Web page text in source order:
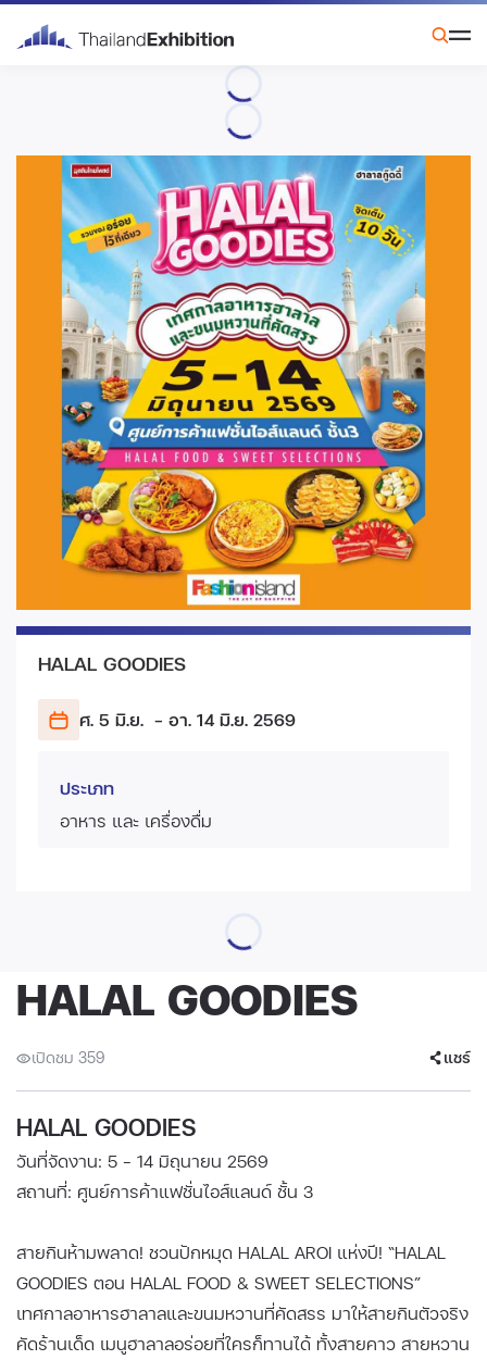
HALAL GOODIES
ศ. 5 มิ.ย. - อา. 14 มิ.ย. 2569
ประเภท
อาหาร และ เครื่องดื่ม
HALAL GOODIES
เปิดชม 359 แชร์
HALAL GOODIES
วันที่จัดงาน: 5 - 14 มิถุนายน 2569
สถานที่: ศูนย์การค้าแฟชั่นไอส์แลนด์ ชั้น 3
สายกินห้ามพลาด! ชวนปักหมุด HALAL AROI แห่งปี! “HALAL
GOODIES ตอน HALAL FOOD & SWEET SELECTIONS”
เทศกาลอาหารฮาลาลและขนมหวานที่คัดสรร มาให้สายกินตัวจริง
คัดร้านเด็ด เมนูฮาลาลอร่อยที่ใครก็ทานได้ ทั้งสายคาว สายหวาน